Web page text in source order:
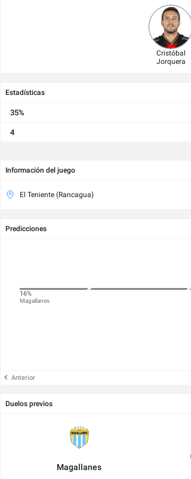
Cristóbal
Jorquera
Estadísticas
35%
4
Información del juego
El Teniente (Rancagua)
Predicciones
16%
Magallanes
Anterior
Duelos previos
Magallanes